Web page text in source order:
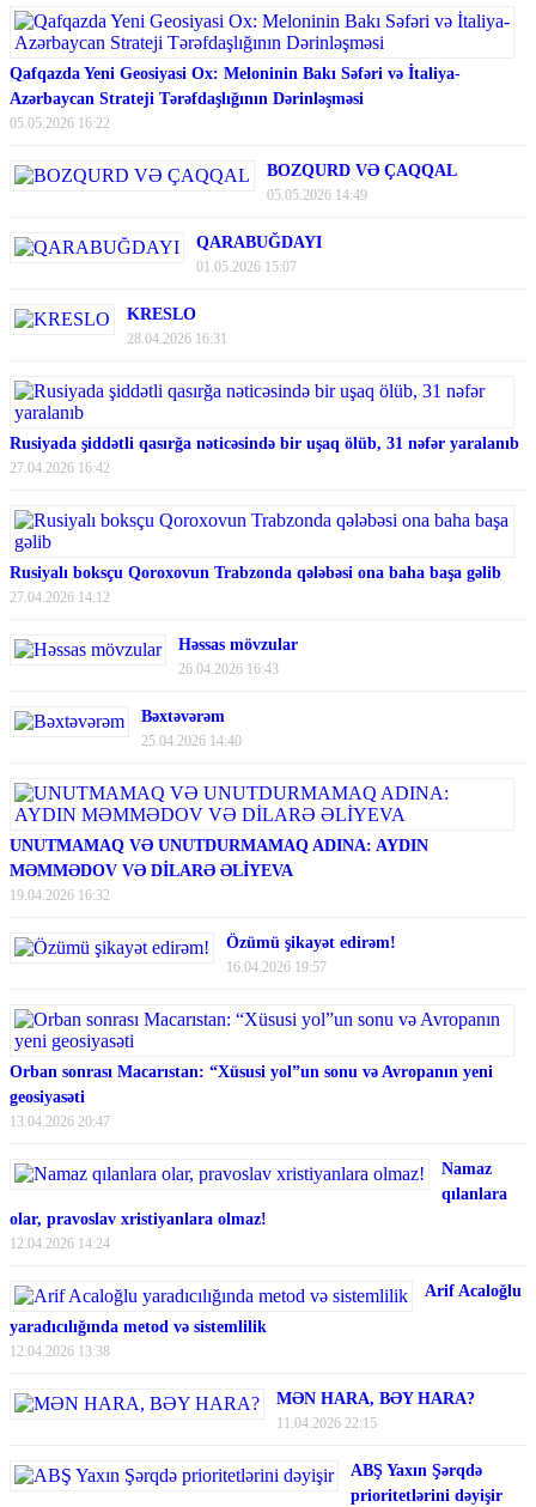
Qafqazda Yeni Geosiyasi Ox: Meloninin Bakı Səfəri və İtaliya-
Azərbaycan Strateji Tərəfdaşlığının Dərinləşməsi
05.05.2026 16:22
BOZQURD VƏ ÇAQQAL
05.05.2026 14:49
QARABUĞDAYI
01.05.2026 15:07
KRESLO
28.04.2026 16:31
Rusiyada şiddətli qasırğa nəticəsində bir uşaq ölüb, 31 nəfər yaralanıb
27.04.2026 16:42
Rusiyalı boksçu Qoroxovun Trabzonda qələbəsi ona baha başa gəlib
27.04.2026 14:12
Həssas mövzular
26.04.2026 16:43
Bəxtəvərəm
25.04.2026 14:40
UNUTMAMAQ VƏ UNUTDURMAMAQ ADINA: AYDIN
MƏMMƏDOV VƏ DİLARƏ ƏLİYEVA
19.04.2026 16:32
Özümü şikayət edirəm!
16.04.2026 19:57
Orban sonrası Macarıstan: “Xüsusi yol”un sonu və Avropanın yeni
geosiyasəti
13.04.2026 20:47
Namaz
qılanlara
olar, pravoslav xristiyanlara olmaz!
12.04.2026 14:24
Arif Acaloğlu
yaradıcılığında metod və sistemlilik
12.04.2026 13:38
MƏN HARA, BƏY HARA?
11.04.2026 22:15
ABŞ Yaxın Şərqdə
prioritetlərini dəyişir